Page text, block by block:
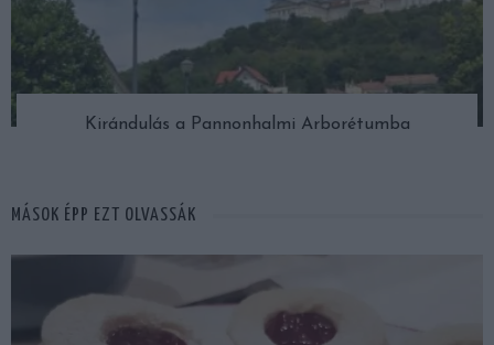
Kirándulás a Pannonhalmi Arborétumba
MÁSOK ÉPP EZT OLVASSÁK